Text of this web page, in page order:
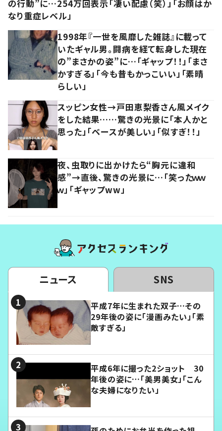
の行動”に…254万回表示「凄い配慮（笑）」「お顔はか
なり重症レベル」
1998年『一世を風靡した雑誌』に載って
いたギャル男。闘病を経て転身した現在
の”まさかの姿”に…「ギャップ！！」「まさ
かすぎる」「今も昔もかっこいい」「素晴
らしい」
スッピン女性→戸田恵梨香さん風メイク
をした結果……驚きの光景に「本人かと
思った」「ベースが美しい」「似すぎ！！」
夜、虫取りに出かけたら“胸元に違和
感”→直後、驚きの光景に…「笑ったｗｗ
ｗ」「ギャップww」
ニュース SNS
平成7年に生まれた双子…その
29年後の姿に「漫画みたい」「素
敵すぎる」
平成6年に撮った2ショット 30
年後の姿に…「美男美女」「こん
な夫婦になりたい」